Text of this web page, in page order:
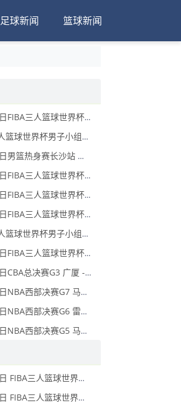
足球新闻 篮球新闻
2026年06月03日FIBA三人篮球世界杯女子小组赛 中国 - 拉脱维亚 录像
2026年FIBA三人篮球世界杯男子小组赛 新西兰 - 中国 录像
2026年06月03日男篮热身赛长沙站 中国男篮 - FMP拉德尼基 全场录像
2026年06月03日FIBA三人篮球世界杯女子小组赛 菲律宾 - 中国 录像
2026年06月01日FIBA三人篮球世界杯男子小组赛 中国 - 荷兰 录像
2026年06月01日FIBA三人篮球世界杯女子小组赛 意大利 - 中国 录像
2026年FIBA三人篮球世界杯男子小组赛 中国 - 日本 全场录像
2026年06月01日FIBA三人篮球世界杯女子小组赛 中国 - 德国 全场录像
2026年05月31日CBA总决赛G3 广厦 - 上海 全场录像
2026年05月31日NBA西部决赛G7 马刺 - 雷霆 全场录像
2026年05月29日NBA西部决赛G6 雷霆 - 马刺 全场录像
2026年05月27日NBA西部决赛G5 马刺 - 雷霆 全场录像
2026年06月03日 FIBA三人篮球世界杯女子小组赛 中国 16 - 21 拉脱维亚 集锦
2026年06月03日 FIBA三人篮球世界杯男子小组赛 新西兰 22 - 19 中国 集锦